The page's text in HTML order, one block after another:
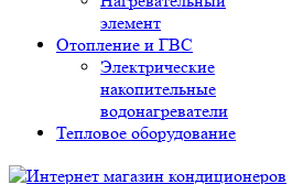
элемент
Отопление и ГВС
Электрические
накопительные
водонагреватели
Тепловое оборудование